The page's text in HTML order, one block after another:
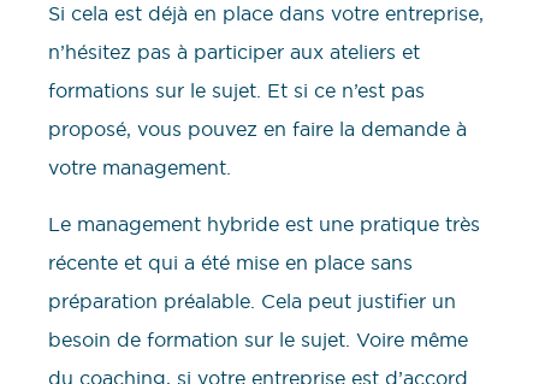
Si cela est déjà en place dans votre entreprise,
n’hésitez pas à participer aux ateliers et
formations sur le sujet. Et si ce n’est pas
proposé, vous pouvez en faire la demande à
votre management.
Le management hybride est une pratique très
récente et qui a été mise en place sans
préparation préalable. Cela peut justifier un
besoin de formation sur le sujet. Voire même
du coaching, si votre entreprise est d’accord